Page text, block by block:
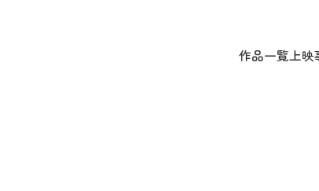
作品一覧上映